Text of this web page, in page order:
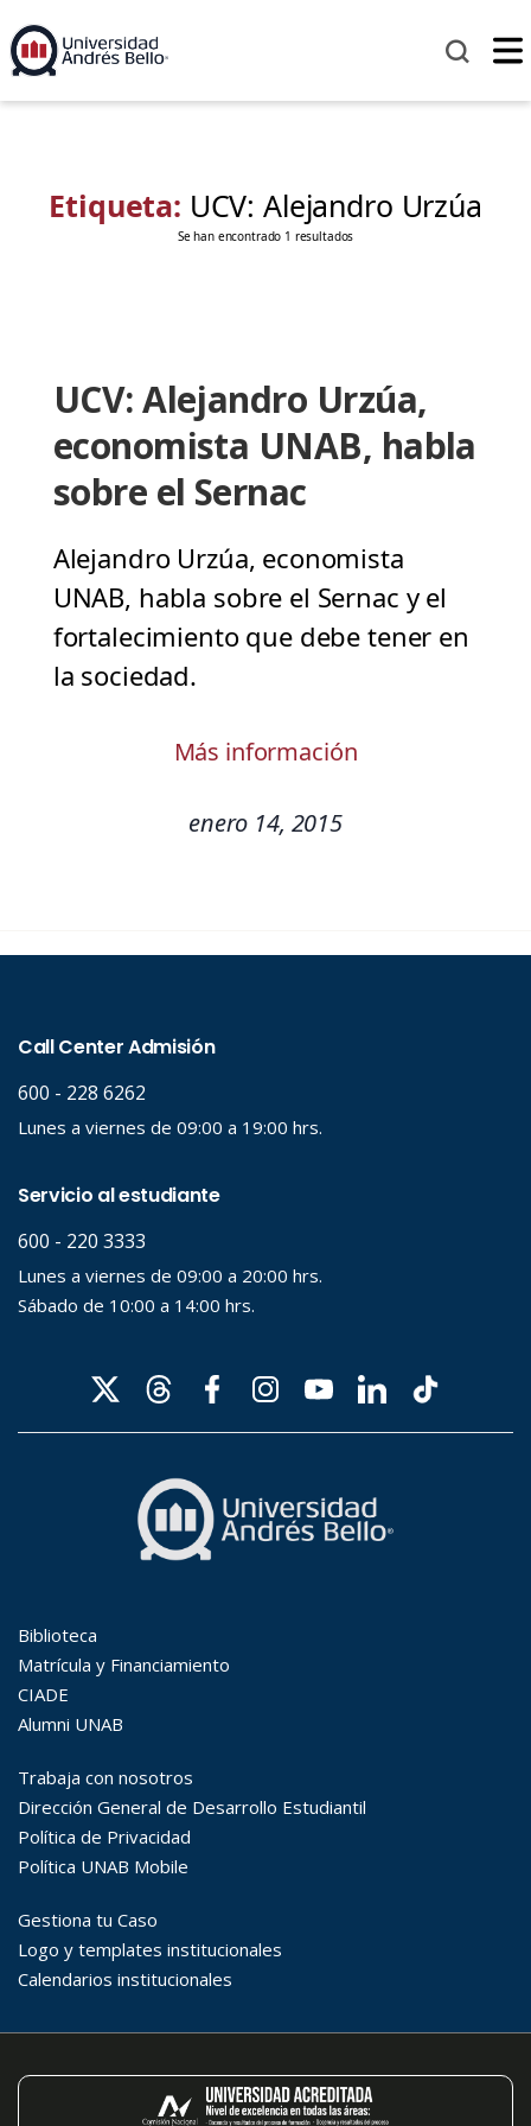
Etiqueta: UCV: Alejandro Urzúa
Se han encontrado 1 resultados
UCV: Alejandro Urzúa,
economista UNAB, habla
sobre el Sernac
Alejandro Urzúa, economista
UNAB, habla sobre el Sernac y el
fortalecimiento que debe tener en
la sociedad.
Más información
enero 14, 2015